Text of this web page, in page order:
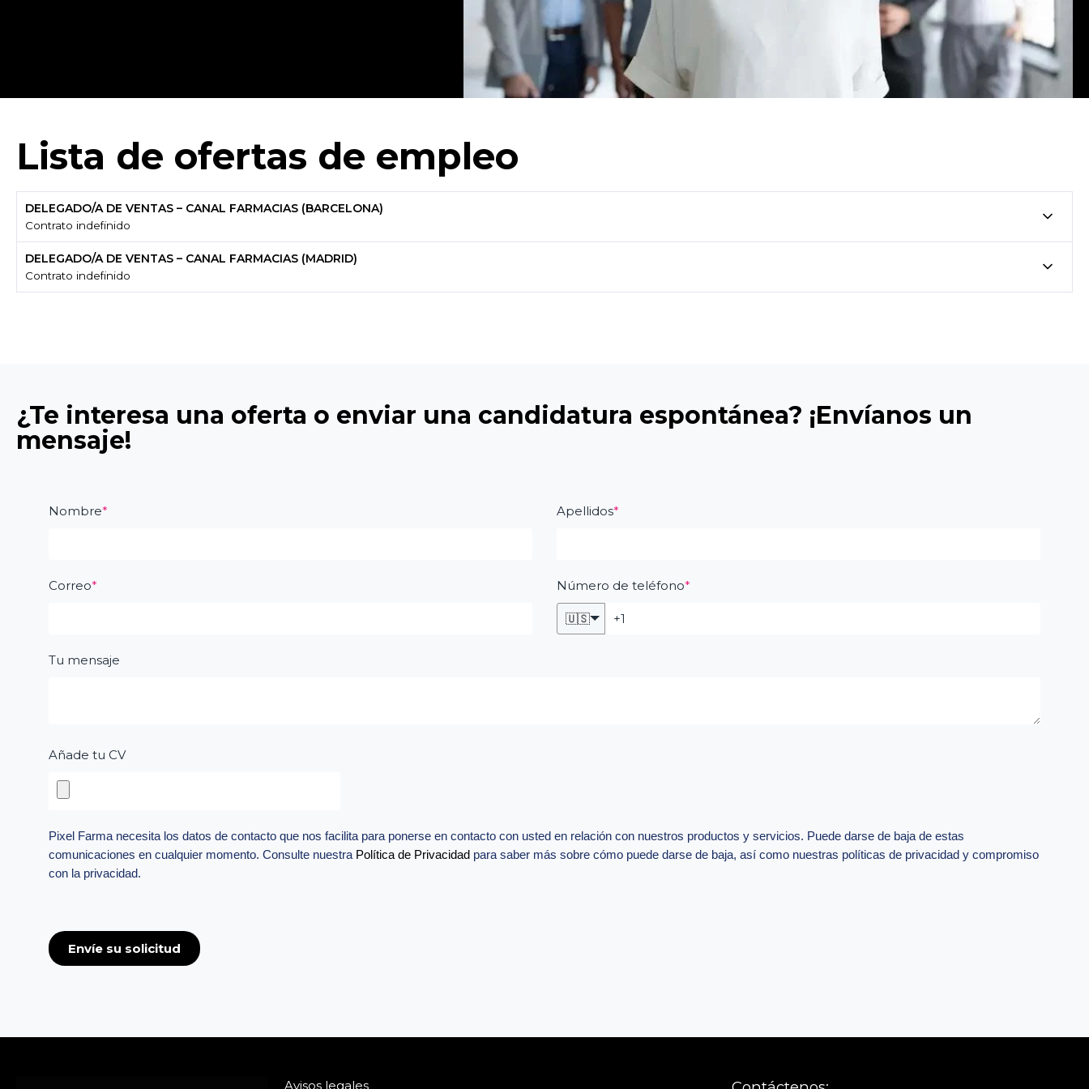
Lista de ofertas de empleo
DELEGADO/A DE VENTAS – CANAL FARMACIAS (BARCELONA)
Contrato indefinido
DELEGADO/A DE VENTAS – CANAL FARMACIAS (MADRID)
Contrato indefinido
¿Te interesa una oferta o enviar una candidatura espontánea? ¡Envíanos un
mensaje!
Nombre* Apellidos*
Correo* Número de teléfono*
🇺🇸
Tu mensaje
Añade tu CV
Pixel Farma necesita los datos de contacto que nos facilita para ponerse en contacto con usted en relación con nuestros productos y servicios. Puede darse de baja de estas
comunicaciones en cualquier momento. Consulte nuestra Política de Privacidad para saber más sobre cómo puede darse de baja, así como nuestras políticas de privacidad y compromiso
con la privacidad.
Envíe su solicitud
Avisos legales